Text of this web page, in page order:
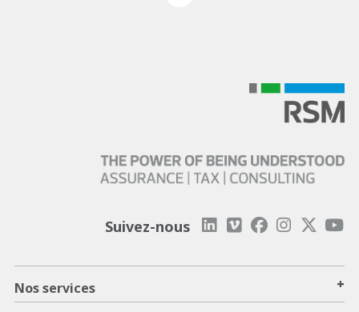
Suivez-nous
Nos services +